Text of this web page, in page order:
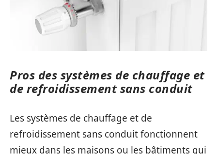
Pros des systèmes de chauffage et
de refroidissement sans conduit
Les systèmes de chauffage et de
refroidissement sans conduit fonctionnent
mieux dans les maisons ou les bâtiments qui